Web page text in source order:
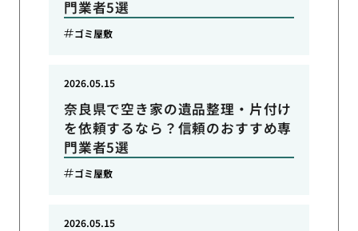
門業者5選
ゴミ屋敷
奈良県で空き家の遺品整理・片付け
を依頼するなら？信頼のおすすめ専
門業者5選
2026.05.15
ゴミ屋敷
2026.05.15